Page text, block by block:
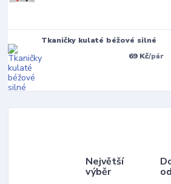
Tkaničky kulaté béžové silné
69 Kč/pár
Největší
výběr